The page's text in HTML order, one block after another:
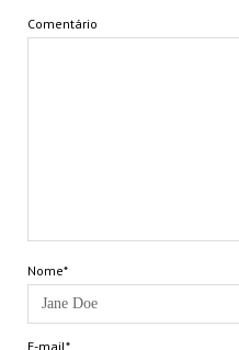
Comentário
Nome*
E-mail*